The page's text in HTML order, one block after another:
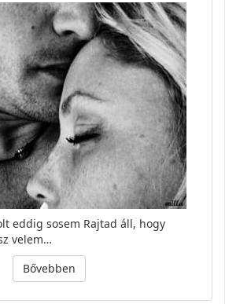
eddig sosem Rajtad áll, hogy
velem…
Bővebben